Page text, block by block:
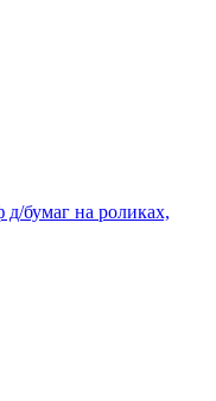
бумаг на роликах,